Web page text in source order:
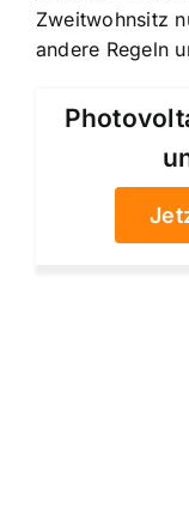
Zweitwohnsitz
andere Regeln